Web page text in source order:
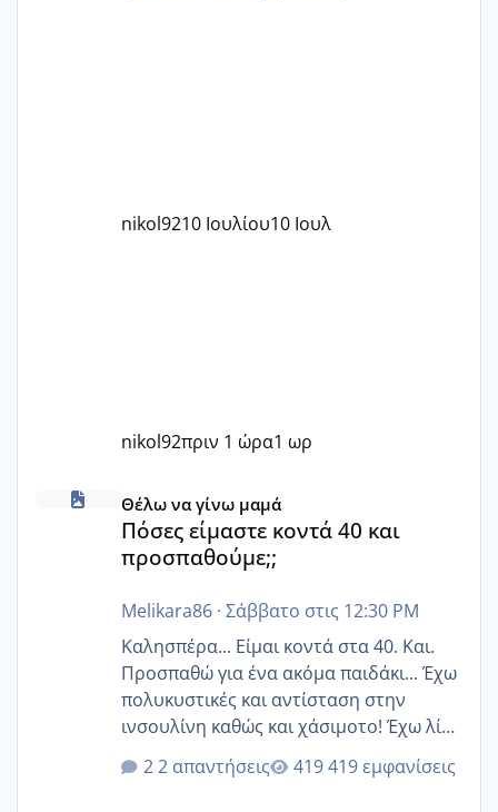
nikol9210 Ιουλίου10 Ιουλ
nikol92πριν 1 ώρα1 ωρ
Πόσες είμαστε κοντά 40 και προσπαθούμε;;
Θέλω να γίνω μαμά
Πόσες είμαστε κοντά 40 και
προσπαθούμε;;
Melikara86· Σάββατο στις 12:30 PM
Καλησπέρα... Είμαι κοντά στα 40. Και.
Προσπαθώ για ένα ακόμα παιδάκι... Έχω
πολυκυστικές και αντίσταση στην
ινσουλίνη καθώς και χάσιμοτο! Έχω λίγα
κιλά παραπάνω και όσο κ αν προσπαθώ
δεν χάνω εύκολα! Προσπαθώ για ακόμη
2 απαντήσεις 419 εμφανίσεις